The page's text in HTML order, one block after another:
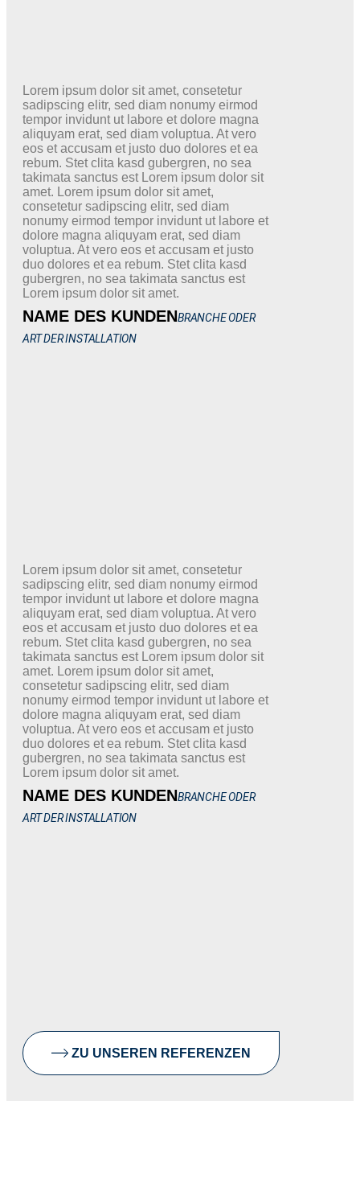
Lorem ipsum dolor sit amet, consetetur
sadipscing elitr, sed diam nonumy eirmod
tempor invidunt ut labore et dolore magna
aliquyam erat, sed diam voluptua. At vero
eos et accusam et justo duo dolores et ea
rebum. Stet clita kasd gubergren, no sea
takimata sanctus est Lorem ipsum dolor sit
amet. Lorem ipsum dolor sit amet,
consetetur sadipscing elitr, sed diam
nonumy eirmod tempor invidunt ut labore et
dolore magna aliquyam erat, sed diam
voluptua. At vero eos et accusam et justo
duo dolores et ea rebum. Stet clita kasd
gubergren, no sea takimata sanctus est
Lorem ipsum dolor sit amet.
NAME DES KUNDENBRANCHE ODER
ART DER INSTALLATION
Lorem ipsum dolor sit amet, consetetur
sadipscing elitr, sed diam nonumy eirmod
tempor invidunt ut labore et dolore magna
aliquyam erat, sed diam voluptua. At vero
eos et accusam et justo duo dolores et ea
rebum. Stet clita kasd gubergren, no sea
takimata sanctus est Lorem ipsum dolor sit
amet. Lorem ipsum dolor sit amet,
consetetur sadipscing elitr, sed diam
nonumy eirmod tempor invidunt ut labore et
dolore magna aliquyam erat, sed diam
voluptua. At vero eos et accusam et justo
duo dolores et ea rebum. Stet clita kasd
gubergren, no sea takimata sanctus est
Lorem ipsum dolor sit amet.
NAME DES KUNDENBRANCHE ODER
ART DER INSTALLATION
ZU UNSEREN REFERENZEN